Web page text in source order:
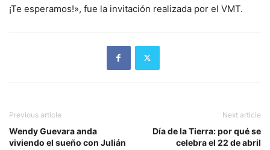
¡Te esperamos!», fue la invitación realizada por el VMT.
Previous article
Wendy Guevara anda
viviendo el sueño con Julián
Next article
Día de la Tierra: por qué se
celebra el 22 de abril